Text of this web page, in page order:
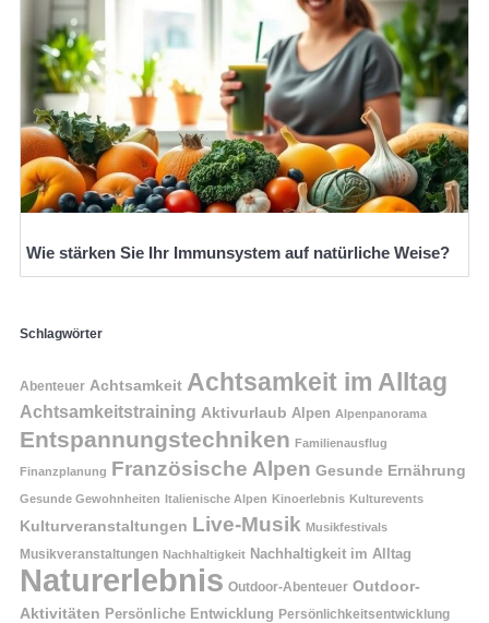
Wie stärken Sie Ihr Immunsystem auf natürliche Weise?
Schlagwörter
Abenteuer Achtsamkeit Achtsamkeit im Alltag
Achtsamkeitstraining Aktivurlaub Alpen Alpenpanorama
Entspannungstechniken Familienausflug
Finanzplanung Französische Alpen Gesunde Ernährung
Gesunde Gewohnheiten Italienische Alpen Kinoerlebnis Kulturevents
Kulturveranstaltungen Live-Musik Musikfestivals
Musikveranstaltungen Nachhaltigkeit Nachhaltigkeit im Alltag
Naturerlebnis Outdoor-Abenteuer Outdoor-
Aktivitäten Persönliche Entwicklung Persönlichkeitsentwicklung